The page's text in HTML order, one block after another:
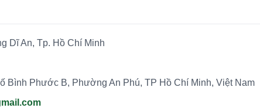
Dĩ An, Tp. Hồ Chí Minh
Bình Phước B, Phường An Phú, TP Hồ Chí Minh, Việt Nam